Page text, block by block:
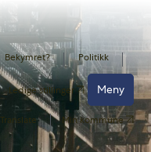
Bekymret? Politikk
Ledige stillinger Meny
Translate Min kommune